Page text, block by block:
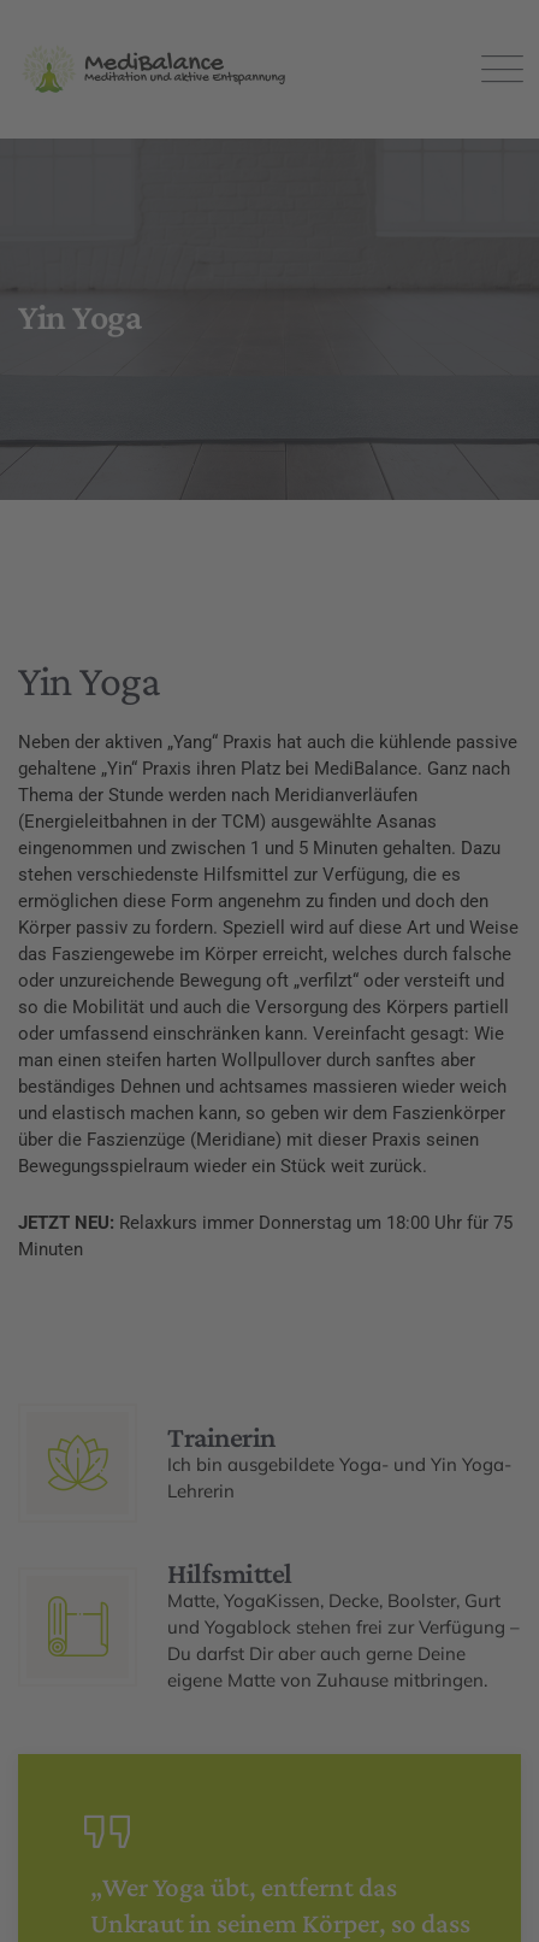
Yin Yoga
Yin Yoga
Neben der aktiven „Yang“ Praxis hat auch die kühlende passive
gehaltene „Yin“ Praxis ihren Platz bei MediBalance. Ganz nach
Thema der Stunde werden nach Meridianverläufen
(Energieleitbahnen in der TCM) ausgewählte Asanas
eingenommen und zwischen 1 und 5 Minuten gehalten. Dazu
stehen verschiedenste Hilfsmittel zur Verfügung, die es
ermöglichen diese Form angenehm zu finden und doch den
Körper passiv zu fordern. Speziell wird auf diese Art und Weise
das Fasziengewebe im Körper erreicht, welches durch falsche
oder unzureichende Bewegung oft „verfilzt“ oder versteift und
so die Mobilität und auch die Versorgung des Körpers partiell
oder umfassend einschränken kann. Vereinfacht gesagt: Wie
man einen steifen harten Wollpullover durch sanftes aber
beständiges Dehnen und achtsames massieren wieder weich
und elastisch machen kann, so geben wir dem Faszienkörper
über die Faszienzüge (Meridiane) mit dieser Praxis seinen
Bewegungsspielraum wieder ein Stück weit zurück.
JETZT NEU: Relaxkurs immer Donnerstag um 18:00 Uhr für 75
Minuten
Trainerin
Ich bin ausgebildete Yoga- und Yin Yoga-
Lehrerin
Hilfsmittel
Matte, YogaKissen, Decke, Boolster, Gurt
und Yogablock stehen frei zur Verfügung –
Du darfst Dir aber auch gerne Deine
eigene Matte von Zuhause mitbringen.
„Wer Yoga übt, entfernt das
Unkraut in seinem Körper, so dass